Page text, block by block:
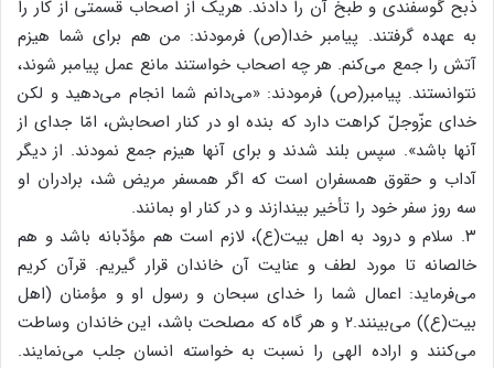
ذبح گوسفندی و طبخ آن را دادند. هریک از اصحاب قسمتی از کار را
به عهده گرفتند. پیامبر خدا(ص) فرمودند: من هم برای شما هیزم
آتش را جمع می‌کنم. هر چه اصحاب خواستند مانع عمل پیامبر شوند،
نتوانستند. پیامبر(ص) فرمودند: «می‌دانم شما انجام می‌دهید و لکن
خدای عزّوجلّ کراهت دارد که بنده او در کنار اصحابش، امّا جدای از
آنها باشد». سپس بلند شدند و برای آنها هیزم جمع نمودند. از دیگر
آداب و حقوق همسفران است که اگر همسفر مریض شد، برادران او
سه روز سفر خود را تأخیر بیندازند و در کنار او بمانند.
۳. سلام و درود به اهل بیت(ع)، لازم است هم مؤدّبانه باشد و هم
خالصانه تا مورد لطف و عنایت آن خاندان قرار گیریم. قرآن کریم
می‌فرماید: اعمال شما را خدای سبحان و رسول او و مؤمنان (اهل
بیت(ع)) می‌بینند.۲ و هر گاه که مصلحت باشد، این خاندان وساطت
می‌کنند و اراده الهی را نسبت به خواسته انسان جلب می‌نمایند.